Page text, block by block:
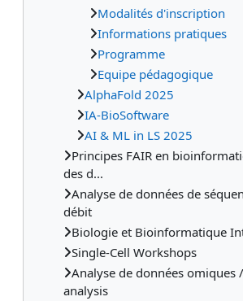
Modalités d'inscription
Informations pratiques
Programme
Equipe pédagogique
AlphaFold 2025
IA-BioSoftware
AI & ML in LS 2025
Principes FAIR en
des d...
Analyse de données de
débit
Biologie et Bioinformatique
Single-Cell Workshops
Analyse de données omiques
analysis